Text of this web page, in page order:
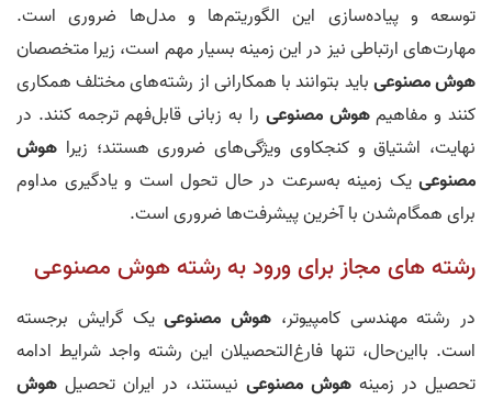
توسعه و پیاده‌سازی این الگوریتم‌ها و مدل‌ها ضروری است.
مهارت‌های ارتباطی نیز در این زمینه بسیار مهم است، زیرا متخصصان
هوش مصنوعیباید بتوانند با همکارانی از رشته‌های مختلف همکاری
کنند و مفاهیمهوش مصنوعی را به زبانی قابل‌فهم ترجمه کنند. در
نهایت، اشتیاق و کنجکاوی ویژگی‌های ضروری هستند؛ زیرا هوش
مصنوعی یک زمینه به‌سرعت در حال تحول است و یادگیری مداوم
برای همگام‌شدن با آخرین پیشرفت‌ها ضروری است.
رشته‌ های مجاز برای ورود به رشته هوش مصنوعی
در رشته مهندسی کامپیوتر، هوش مصنوعییک گرایش برجسته
است. بااین‌حال، تنها فارغ‌التحصیلان این رشته واجد شرایط ادامه
تحصیل در زمینه هوش مصنوعی نیستند، در ایران تحصیل هوش